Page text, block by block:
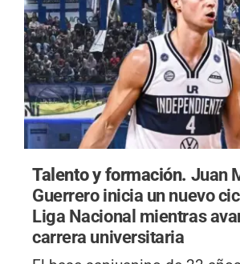
Talento y formación. Juan
Guerrero inicia un nuevo
Liga Nacional mientras
carrera universitaria